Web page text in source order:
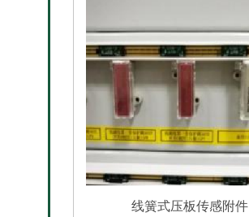
线簧式压板传感附件